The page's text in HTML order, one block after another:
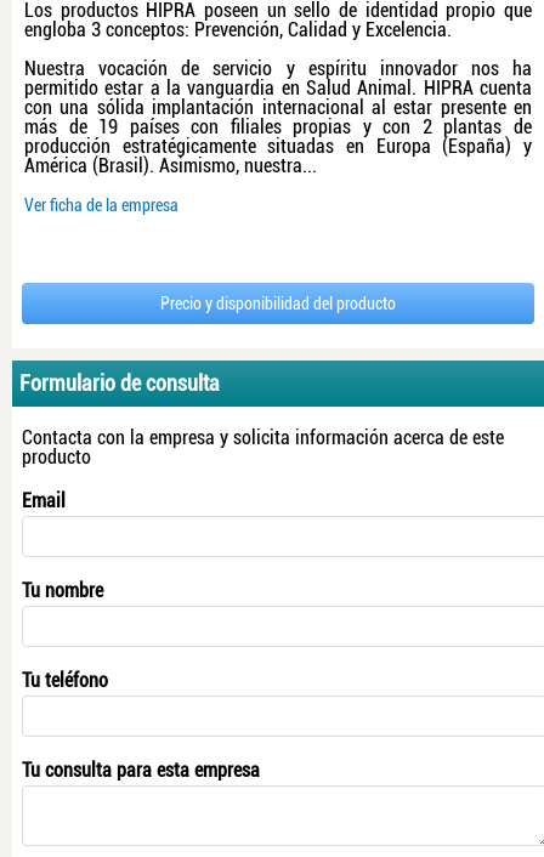
Los productos HIPRA poseen un sello de identidad propio que
engloba 3 conceptos: Prevención, Calidad y Excelencia.
Nuestra vocación de servicio y espíritu innovador nos ha
permitido estar a la vanguardia en Salud Animal. HIPRA cuenta
con una sólida implantación internacional al estar presente en
más de 19 países con filiales propias y con 2 plantas de
producción estratégicamente situadas en Europa (España) y
América (Brasil). Asimismo, nuestra...
Ver ficha de la empresa
Precio y disponibilidad del producto
Formulario de consulta
Contacta con la empresa y solicita información acerca de este
producto
Email
Tu nombre
Tu teléfono
Tu consulta para esta empresa